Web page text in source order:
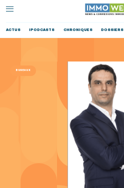
ACTUS IPODCASTS CHRONIQUES DOSSIERS
BUREAUX